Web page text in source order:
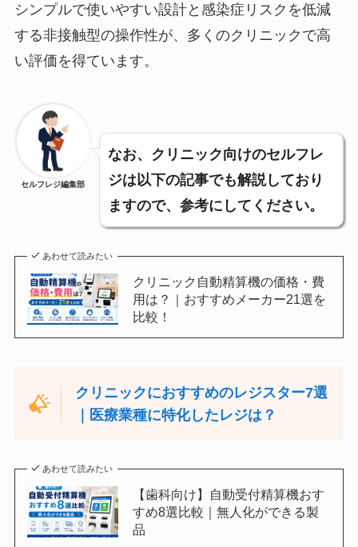
シンプルで使いやすい設計と感染症リスクを低減
する非接触型の操作性が、多くのクリニックで高
い評価を得ています。
セルフレジ編集部
なお、クリニック向けのセルフレ
ジは以下の記事でも解説しており
ますので、参考にしてください。
あわせて読みたい
クリニック自動精算機の価格・費
用は？｜おすすめメーカー21選を
比較！
クリニックにおすすめのレジスター7選
｜医療業種に特化したレジは？
あわせて読みたい
【歯科向け】自動受付精算機おす
すめ8選比較｜無人化ができる製
品